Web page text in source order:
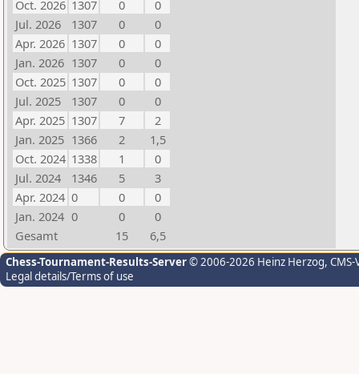
Oct. 2026 1307 0
0
Jul. 2026
1307 0
0
Apr. 2026 1307 0
0
Jan. 2026 1307 0
0
Oct. 2025 1307 0
0
Jul. 2025
1307 0
0
Apr. 2025 1307 7
2
Jan. 2025 1366 2
1,5
Oct. 2024 1338 1
0
Jul. 2024
1346 5
3
Apr. 2024 0 0
0
Jan. 2024 0 0
0
Gesamt
15 6,5
Chess-Tournament-Results-Server© 2006-2026 Heinz Herzog,
Legal details/Terms of use